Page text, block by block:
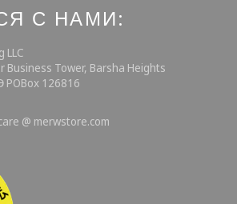
С НАМИ:
LLC
Tower, Barsha Heights
126816
@ merwstore.com